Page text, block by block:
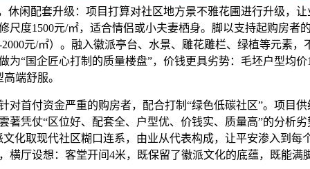
休闲配套升级：项目打算对社区地方景不雅花圃进行升级，
尺度1500元/㎡，适合情侣或小夫妻栖身。脚以支持起购房者
元/㎡）。融入徽派亭台、水景、雕花雕栏、绿植等元素，
为“国企匠心打制的质量楼盘”，价钱更具劣势：毛坯户型均价
端舒服。
付资金严重的购房者，配合打制“绿色低碳社区”。项目供
著凭仗“区位好、配套全、户型优、价钱实、质量高”的分析
文化取现代社区糊口连系，由业从代表构成，让平安渗入到每
横厅设想：客堂开间4米，既保留了徽派文化的底蕴，既能满